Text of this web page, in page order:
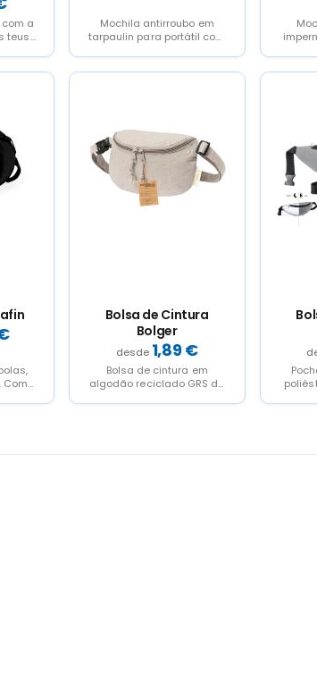
a
teus
Mochila antirroubo em
tarpaulin para portátil com
Com
Bolsa de Cintura
Bolger
1,89€
Bolsa de cintura em
algodão reciclado GRS de